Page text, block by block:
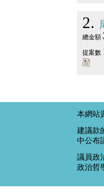
2
總金額
提案數
本網站
建議款
中公布
議員政
政治哲